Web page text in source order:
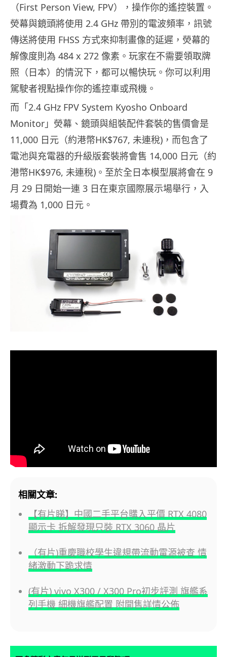
（First Person View, FPV），操作你的遙控裝置。
熒幕與鏡頭將使用 2.4 GHz 帶別的電波頻率，訊號
傳送將使用 FHSS 方式來抑制畫像的延遲，熒幕的
解像度則為 484 x 272 像素。玩家在不需要領取牌
照（日本）的情況下，都可以暢快玩。你可以利用
駕駛者視點操作你的遙控車或飛機。
而「2.4 GHz FPV System Kyosho Onboard
Monitor」熒幕、鏡頭與組裝配件套裝的售價會是
11,000 日元（約港幣HK$767, 未連稅)，而包含了
電池與充電器的升級版套裝將會售 14,000 日元（約
港幣HK$976, 未連稅)。至於全日本模型展將會在 9
月 29 日開始一連 3 日在東京國際展示場舉行，入
場費為 1,000 日元。
相關文章:
【有片睇】中國二手平台購入平價 RTX 4080
顯示卡 拆解發現只裝 RTX 3060 晶片
（有片)重慶職校學生違規帶流動電源被查 情
緒激動下跪求情
(有片) vivo X300 / X300 Pro初步評測 旗艦系
列手機 細機旗艦配置 附開售詳情公佈